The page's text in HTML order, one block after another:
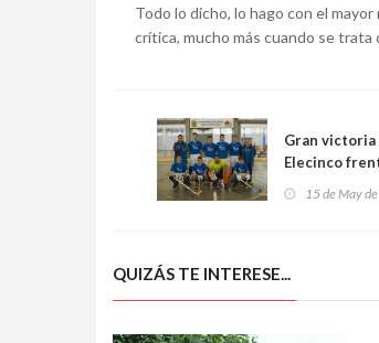
Todo lo dicho, lo hago con el
crítica, mucho más cuando se
Gran victoria
Elecinco
Alcobendas (7
15 de May
QUIZÁS TE INTERESE...